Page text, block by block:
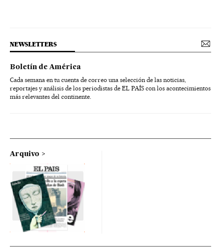
NEWSLETTERS
Boletín de América
Cada semana en tu cuenta de correo una selección de las noticias,
reportajes y análisis de los periodistas de EL PAÍS con los acontecimientos
más relevantes del continente.
Arquivo